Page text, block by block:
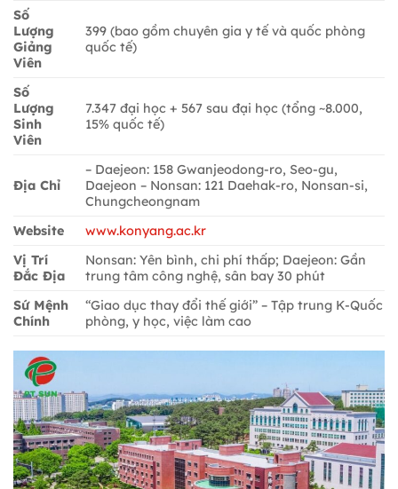
Số
Lượng
Giảng
Viên
399 (bao gồm chuyên gia y tế và quốc phòng
quốc tế)
Số
Lượng
Sinh
Viên
7.347 đại học + 567 sau đại học (tổng ~8.000,
15% quốc tế)
Địa Chỉ
– Daejeon: 158 Gwanjeodong-ro, Seo-gu,
Daejeon – Nonsan: 121 Daehak-ro, Nonsan-si,
Chungcheongnam
Website
www.konyang.ac.kr
Vị Trí
Đắc Địa
Nonsan: Yên bình, chi phí thấp; Daejeon: Gần
trung tâm công nghệ, sân bay 30 phút
Sứ Mệnh
Chính
“Giao dục thay đổi thế giới” – Tập trung K-Quốc
phòng, y học, việc làm cao